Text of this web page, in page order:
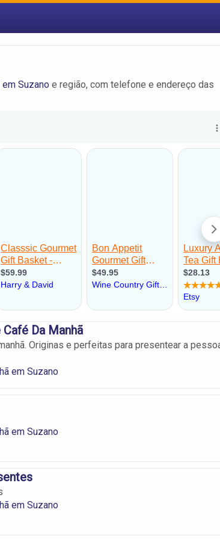
Suzano e região, com telefone e endereço das
Da Manhã
Originas e perfeitas para presentear a
em Suzano
em Suzano
em Suzano